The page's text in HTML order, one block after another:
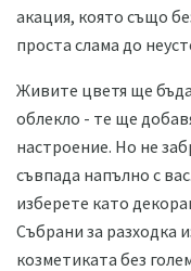
акация, която също
проста слама до
Живите цветя ще
облекло - те ще
настроение. Но не
съвпада напълно с
изберете като
Събрани за разходка
козметиката без